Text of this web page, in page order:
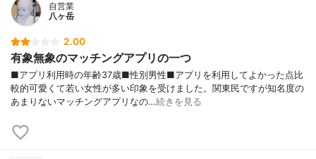
自営業
八ヶ岳
2.00
有象無象のマッチングアプリの一つ
■アプリ利用時の年齢37歳■性別男性■アプリを利用してよかった点比
較的可愛くて若い女性が多い印象を受けました。関東民ですが知名度の
あまりないマッチングアプリなの…続きを見る